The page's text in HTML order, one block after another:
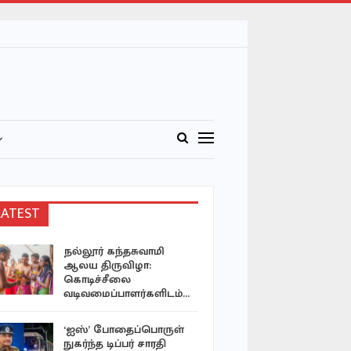
நல்லூர் கந்தசுவாமி
ஆலய திருவிழா:
கொடிச்சீலை
வடிவமைப்பாளர்களிடம்…
‘ஐஸ்’ போதைப்பொருள்
நுகர்ந்த டிப்பர் சாரதி